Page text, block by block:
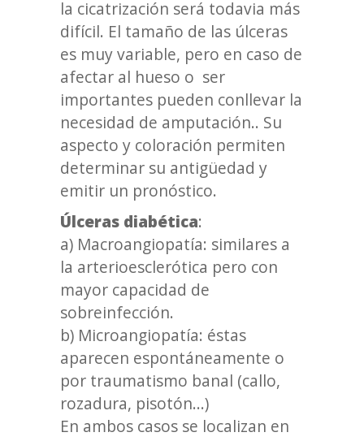
la cicatrización será todavia más
difícil. El tamaño de las úlceras
es muy variable, pero en caso de
afectar al hueso o ser
importantes pueden conllevar la
necesidad de amputación.. Su
aspecto y coloración permiten
determinar su antigüedad y
emitir un pronóstico.
Úlceras diabética:
a) Macroangiopatía: similares a
la arterioesclerótica pero con
mayor capacidad de
sobreinfección.
b) Microangiopatía: éstas
aparecen espontáneamente o
por traumatismo banal (callo,
rozadura, pisotón...)
En ambos casos se localizan en